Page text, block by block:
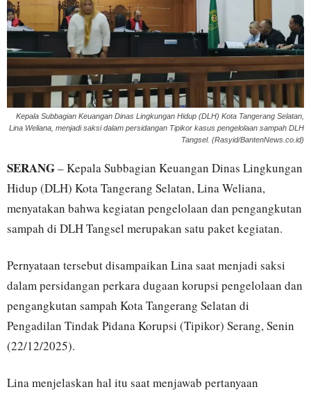
Kepala Subbagian Keuangan Dinas Lingkungan Hidup (DLH) Kota Tangerang Selatan,
Lina Weliana, menjadi saksi dalam persidangan Tipikor kasus pengelolaan sampah DLH
Tangsel. (Rasyid/BantenNews.co.id)
SERANG– Kepala Subbagian Keuangan Dinas Lingkungan
Hidup (DLH) Kota Tangerang Selatan, Lina Weliana,
menyatakan bahwa kegiatan pengelolaan dan pengangkutan
sampah di DLH Tangsel merupakan satu paket kegiatan.
Pernyataan tersebut disampaikan Lina saat menjadi saksi
dalam persidangan perkara dugaan korupsi pengelolaan dan
pengangkutan sampah Kota Tangerang Selatan di
Pengadilan Tindak Pidana Korupsi (Tipikor) Serang, Senin
(22/12/2025).
Lina menjelaskan hal itu saat menjawab pertanyaan